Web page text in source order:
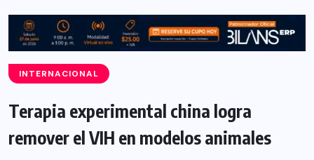
INTERNACIONAL
Terapia experimental china logra
remover el VIH en modelos animales